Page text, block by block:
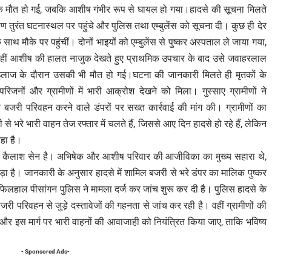
हो गई, जबकि आशीष गंभीर रूप से घायल हो गया।हादसे की सूचना मिलते
तुरंत घटनास्थल पर पहुंचे और पुलिस तथा एम्बुलेंस को सूचना दी। कुछ ही देर
साथ मौके पर पहुंचीं। दोनों भाइयों को एम्बुलेंस से पुष्कर अस्पताल ले जाया गया,
आशीष की हालत नाजुक देखते हुए प्राथमिक उपचार के बाद उसे जवाहरलाल
के दौरान उसकी भी मौत हो गई।घटना की जानकारी मिलते ही मृतकों के
और ग्रामीणों में भारी आक्रोश देखने को मिला। गुस्साए ग्रामीणों ने
परिवहन करने वाले डंपरों पर सख्त कार्रवाई की मांग की। ग्रामीणों का
से भरे भारी वाहन तेज रफ्तार में चलते हैं, जिससे आए दिन हादसे हो रहे हैं, लेकिन
है।
कैलाश सेन है। अभिषेक और आशीष परिवार की आजीविका का मुख्य सहारा थे,
है। जानकारी के अनुसार हादसे में शामिल बजरी से भरे डंपर का मालिक पुष्कर
पीसांगन पुलिस ने मामला दर्ज कर जांच शुरू कर दी है। पुलिस हादसे के
परिवहन से जुड़े दस्तावेजों की गहनता से जांच कर रही है। वहीं ग्रामीणों की
इस मार्ग पर भारी वाहनों की आवाजाही को नियंत्रित किया जाए, ताकि भविष्य
- Sponsored Ads-